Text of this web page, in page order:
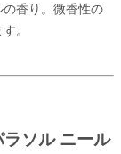
香り。微香性の
。
ソル ニール